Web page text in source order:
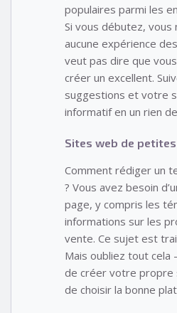
populaires parmi les
Si vous débutez, vous
aucune expérience
veut pas dire que
créer un excellent.
suggestions et votre
informatif en un rien
Sites web de
Comment rédiger un
? Vous avez besoin
page, y compris les
informations sur les
vente. Ce sujet est
Mais oubliez tout cela
de créer votre propre
de choisir la bonne